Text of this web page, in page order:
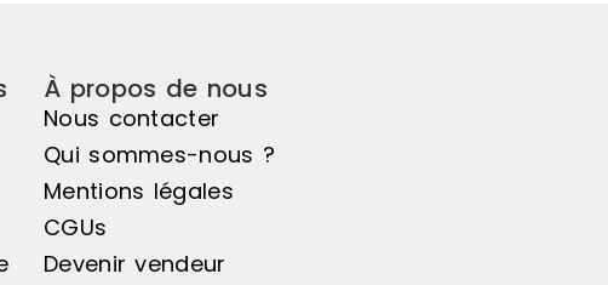
À propos de nous
Nous contacter
Qui sommes-nous ?
Mentions légales
CGUs
Devenir vendeur